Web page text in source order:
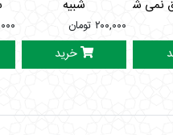
شود شبیه
۲۰۰,۰۰۰ تومان
خرید